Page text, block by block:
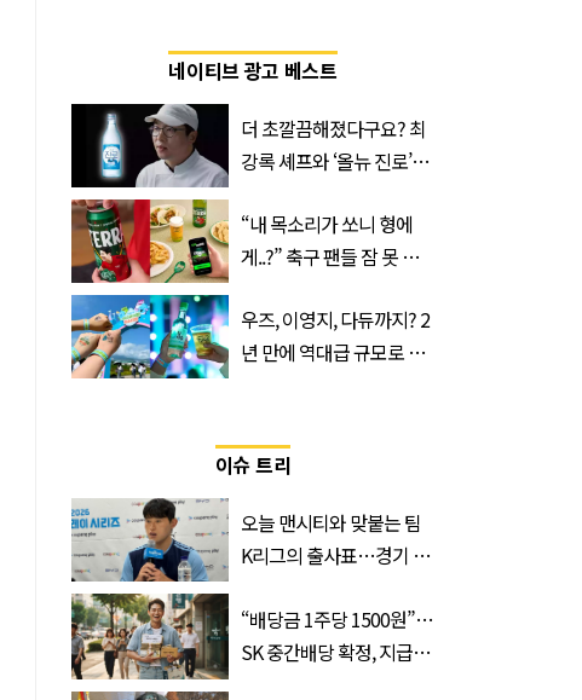
네이티브 광고 베스트
더 초깔끔해졌다구요? 최
강록 셰프와 ‘올뉴 진로’의
“내 목소리가 쏘니 형에
게..?” 축구 팬들 잠 못 들
트
우즈, 이영지, 다듀까지? 2
년 만에 역대급 규모로 돌
이슈 트리
오늘 맨시티와 맞붙는 팀
K리그의 출사표…경기 시
“배당금 1주당 1500원”…
SK 중간배당 확정, 지급일